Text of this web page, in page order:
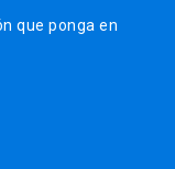
que ponga en